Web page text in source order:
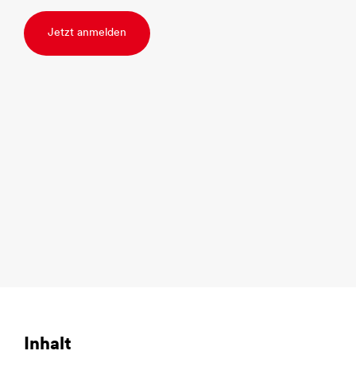
Jetzt anmelden
Inhalt